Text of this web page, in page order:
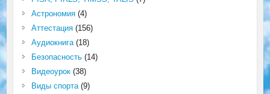
Астрономия(4)
Аттестация(156)
Аудиокнига(18)
Безопасность(14)
Видеоурок(38)
Виды спорта(9)